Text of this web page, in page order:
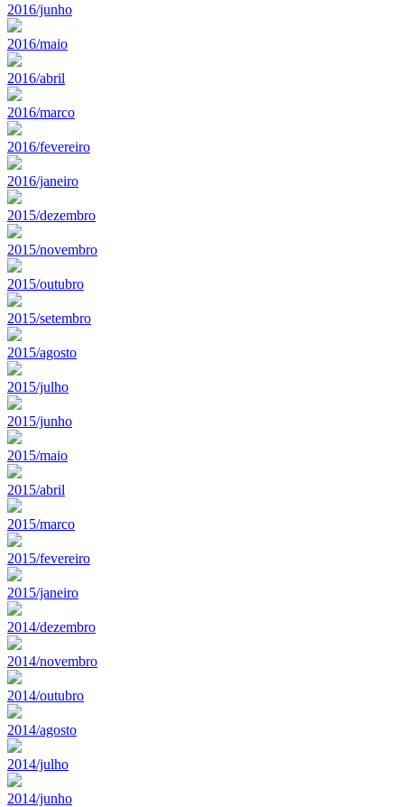
2016/junho
2016/maio
2016/abril
2016/marco
2016/fevereiro
2016/janeiro
2015/dezembro
2015/novembro
2015/outubro
2015/setembro
2015/agosto
2015/julho
2015/junho
2015/maio
2015/abril
2015/marco
2015/fevereiro
2015/janeiro
2014/dezembro
2014/novembro
2014/outubro
2014/agosto
2014/julho
2014/junho